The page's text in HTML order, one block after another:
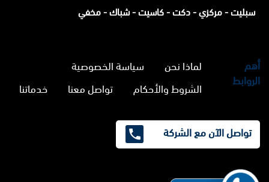
سبليت -مركزي -دكت -كاسيت -شباك -مخفي
أهم
الروابط
لماذا نحن
سياسة الخصوصية
الشروط والأحكام
تواصل معنا خدماتنا
تواصل الآن مع الشركة